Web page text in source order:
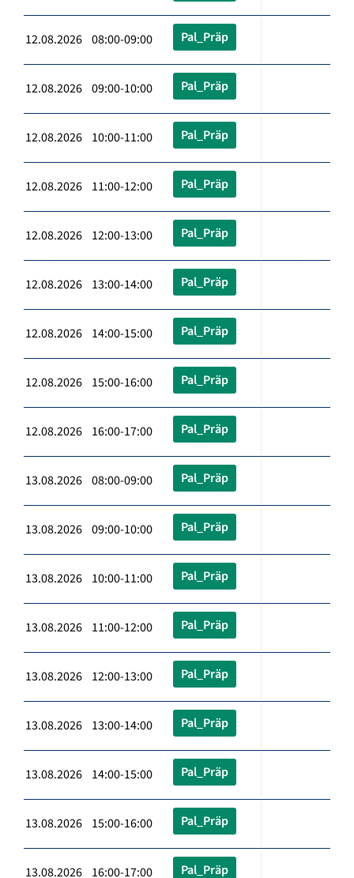
12.08.2026 08:00-09:00 Pal_Präp
12.08.2026 09:00-10:00 Pal_Präp
12.08.2026 10:00-11:00 Pal_Präp
12.08.2026 11:00-12:00 Pal_Präp
12.08.2026 12:00-13:00 Pal_Präp
12.08.2026 13:00-14:00 Pal_Präp
12.08.2026 14:00-15:00 Pal_Präp
12.08.2026 15:00-16:00 Pal_Präp
12.08.2026 16:00-17:00 Pal_Präp
13.08.2026 08:00-09:00 Pal_Präp
13.08.2026 09:00-10:00 Pal_Präp
13.08.2026 10:00-11:00 Pal_Präp
13.08.2026 11:00-12:00 Pal_Präp
13.08.2026 12:00-13:00 Pal_Präp
13.08.2026 13:00-14:00 Pal_Präp
13.08.2026 14:00-15:00 Pal_Präp
13.08.2026 15:00-16:00 Pal_Präp
13.08.2026 16:00-17:00 Pal_Präp